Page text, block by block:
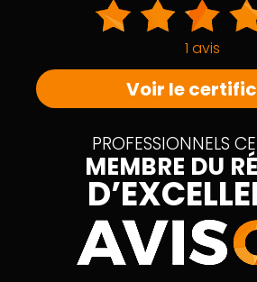
1 avis
Voir le
PROFESSIONNELS
MEMBRE DU